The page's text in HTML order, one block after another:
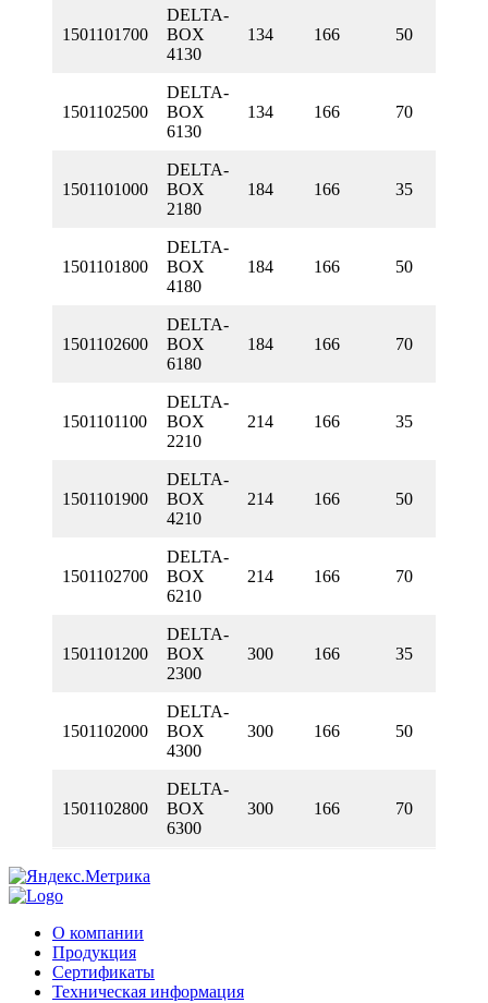
1501101700
DELTA-
BOX
4130
134 166 50
1501102500
DELTA-
BOX
6130
134 166 70
1501101000
DELTA-
BOX
2180
184 166 35
1501101800
DELTA-
BOX
4180
184 166 50
1501102600
DELTA-
BOX
6180
184 166 70
1501101100
DELTA-
BOX
2210
214 166 35
1501101900
DELTA-
BOX
4210
214 166 50
1501102700
DELTA-
BOX
6210
214 166 70
1501101200
DELTA-
BOX
2300
300 166 35
1501102000
DELTA-
BOX
4300
300 166 50
1501102800
DELTA-
BOX
6300
300 166 70
О компании
Продукция
Сертификаты
Техническая информация